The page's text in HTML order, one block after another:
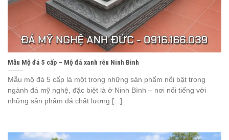
Mẫu Mộ đá 5 cấp – Mộ đá xanh rêu Ninh Bình
Mẫu mộ đá 5 cấp là một trong những sản phẩm nổi bật trong
ngành đá mỹ nghệ, đặc biệt là ở Ninh Bình – nơi nổi tiếng với
những sản phẩm đá chất lượng [...]